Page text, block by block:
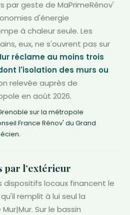
par geste de MaPrimeRénov'
d'énergie
à chaleur seule. Les
eux, ne s'ouvrent pas sur
réclame au moins trois
l'isolation des murs ou
relevée auprès de
en août 2026.
sur la métropole
France Rénov' du Grand
par l’extérieur
locaux financent le
remplit à lui seul la
Sur le bassin